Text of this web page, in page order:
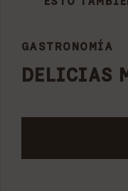
GASTRONOMÍA
DELICIAS